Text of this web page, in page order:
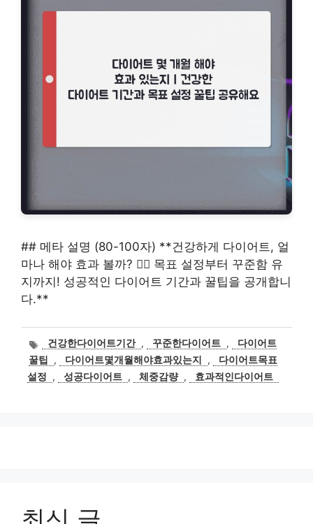
## 메타 설명 (80-100자) **건강하게 다이어트, 얼
마나 해야 효과 볼까? 🏃‍♀️ 목표 설정부터 꾸준함 유
지까지! 성공적인 다이어트 기간과 꿀팁을 공개합니
다.**
태
그
건강한다이어트기간 , 꾸준한다이어트 ,
다이어트
꿀팁
, 다이어트몇개월해야효과있는지 ,
다이어트목표
설정
, 성공다이어트 , 체중감량 , 효과적인다이어트